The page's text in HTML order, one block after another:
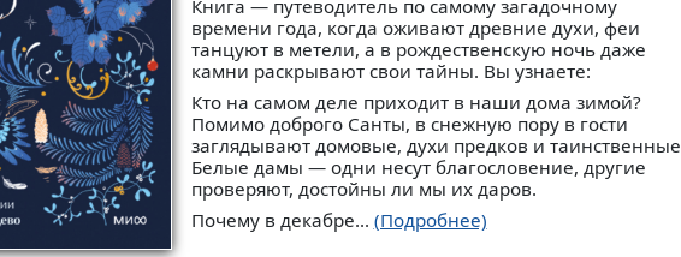
Книга — путеводитель по самому загадочному
времени года, когда оживают древние духи, феи
танцуют в метели, а в рождественскую ночь даже
камни раскрывают свои тайны. Вы узнаете:
Кто на самом деле приходит в наши дома зимой?
Помимо доброго Санты, в снежную пору в гости
заглядывают домовые, духи предков и таинственные
Белые дамы — одни несут благословение, другие
проверяют, достойны ли мы их даров.
Почему в декабре... (Подробнее)